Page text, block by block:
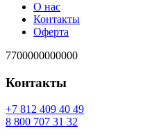
О нас
Контакты
Оферта
7700000000000
Контакты
94 04 904 218 7+
23 13 707 008 8